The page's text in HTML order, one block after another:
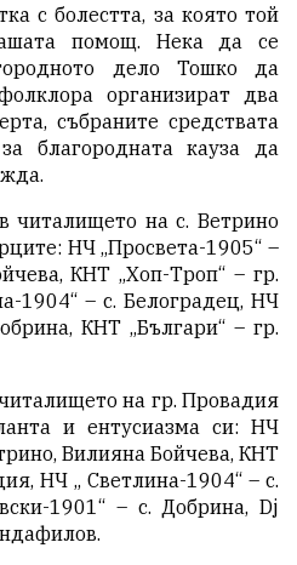
с болестта, за която той
помощ. Нека да се
дело Тошко да
организират два
събраните средствата
благородната кауза да
читалището на с. Ветрино
НЧ „Просвета-1905“ –
КНТ „Хоп-Троп“ – гр.
1904“ – с. Белоградец, НЧ
КНТ „Българи“ – гр.
на гр. Провадия
и ентусиазма си: НЧ
Вилияна Бойчева, КНТ
НЧ „ Светлина-1904“ – с.
1901“ – с. Добрина, Dj